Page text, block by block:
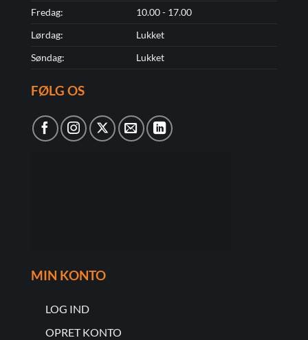
Fredag:
10.00 - 17.00
Lørdag:
Lukket
Søndag:
Lukket
FØLG OS
MIN KONTO
LOG IND
OPRET KONTO